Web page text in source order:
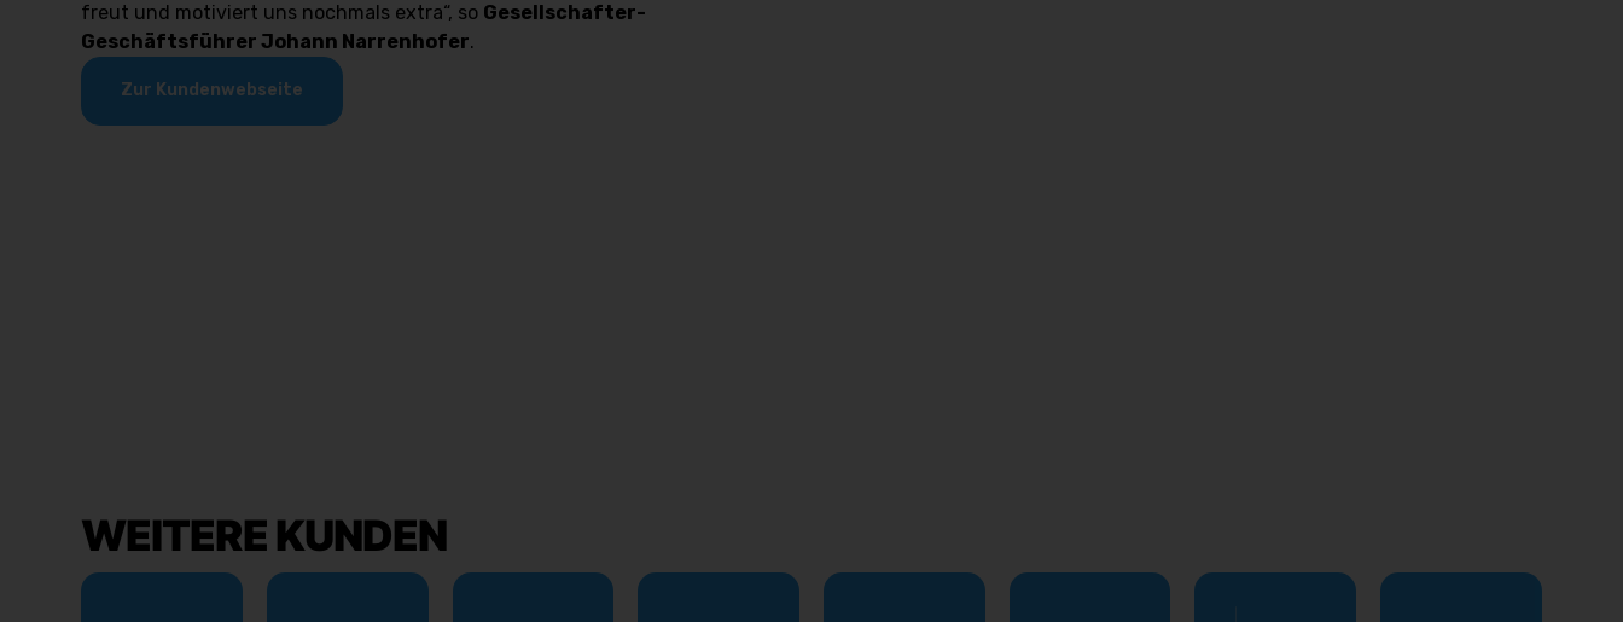
freut und motiviert uns nochmals extra“, so Gesellschafter-
Geschäftsführer Johann Narrenhofer.
Zur Kundenwebseite
WEITERE KUNDEN